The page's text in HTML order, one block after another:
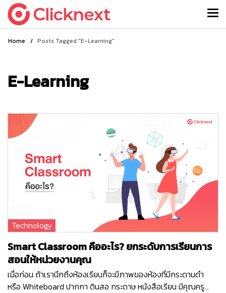
Home / Posts Tagged "E-Learning"
E-Learning
Technology
Smart Classroom คืออะไร? ยกระดับการเรียนการ
สอนให้หน่วยงานคุณ
เมื่อก่อน ถ้าเรานึกถึงห้องเรียนก็จะมีภาพของห้องที่มีกระดานดำ
หรือ Whiteboard ปากกา ดินสอ กระดาษ หนังสือเรียน มีคุณครู